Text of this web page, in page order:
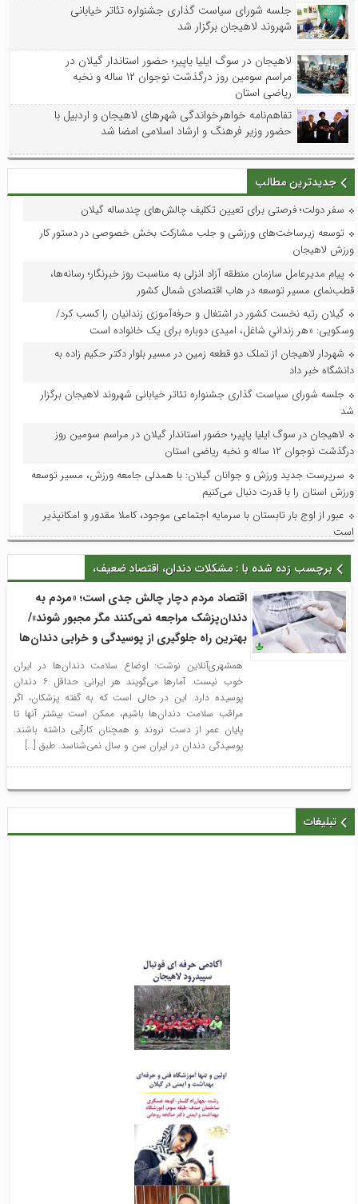
جلسه شورای سیاست گذاری جشنواره تئاتر خیابانی
شهروند لاهیجان برگزار شد
لاهیجان در سوگ ایلیا یاپیر؛ حضور استاندار گیلان در
مراسم سومین روز درگذشت نوجوان ۱۲ ساله و نخبه
ریاضی استان
تفاهم‌نامه خواهرخواندگی شهرهای لاهیجان و اردبیل با
حضور وزیر فرهنگ و ارشاد اسلامی امضا شد
جدیدترین مطالب
سفر دولت؛ فرصتی برای تعیین تکلیف چالش‌های چندساله گیلان
توسعه زیرساخت‌های ورزشی و جلب مشارکت بخش خصوصی در دستور کار
ورزش لاهیجان
پیام مدیرعامل سازمان منطقه آزاد انزلی به مناسبت روز خبرنگار؛ رسانه‌ها،
قطب‌نمای مسیر توسعه در هاب اقتصادی شمال کشور
گیلان رتبه نخست کشور در اشتغال و حرفه‌آموزی زندانیان را کسب کرد/
وسکویی: «هر زندانیِ شاغل، امیدی دوباره برای یک خانواده است
شهردار لاهیجان از تملک دو قطعه زمین در مسیر بلوار دکتر حکیم زاده به
دانشگاه خبر داد
جلسه شورای سیاست گذاری جشنواره تئاتر خیابانی شهروند لاهیجان برگزار
شد
لاهیجان در سوگ ایلیا یاپیر؛ حضور استاندار گیلان در مراسم سومین روز
درگذشت نوجوان ۱۲ ساله و نخبه ریاضی استان
سرپرست جدید ورزش و جوانان گیلان: با همدلی جامعه ورزش، مسیر توسعه
ورزش استان را با قدرت دنبال می‌کنیم
عبور از اوج بار تابستان با سرمایه اجتماعی موجود، کاملا مقدور و امکانپذیر
است
فرماندار لاهیجان در آیین نخستین برداشت مکانیزه برنج شهرستان: توسعه
مکانیزاسیون، ضامن پایداری تولید برنج و حمایت از کشاورزان است
تأکید طاعتی مقدم بر توسعه همکاری‌های همه جانبه میان منطقه آزاد انزلی و
روسیه؛سرکنسول جدید فدراسیون روسیه در گیلان با مدیرعامل سازمان دیدار کرد
تفاهم‌نامه خواهرخواندگی شهرهای لاهیجان و اردبیل با حضور وزیر فرهنگ و
ارشاد اسلامی امضا شد
فراخوان پانزدهمین جشنواره تئاتر خیابانی شهروند لاهیجان اعلام شد
بررسی روند صدور مجوز تبدیل به احسن موقوفه محمدتقی کریم با حضور
مسئولان و نمایندگان روستاهای ساحلی
برچسب زده شده با : مشکلات دندان، اقتصاد ضعیف،
اقتصاد مردم دچار چالش‌ جدی است؛ «مردم به
دندان‌پزشک مراجعه نمی‌کنند مگر مجبور شوند»/
بهترین راه جلوگیری از پوسیدگی و خرابی دندان‌ها
همشهری‌آنلاین نوشت: اوضاع سلامت دندان‌ها در ایران
خوب نیست. آمارها می‌گویند هر ایرانی حداقل ۶ دندان
پوسیده دارد. این در حالی است که به گفته پزشکان، اگر
مراقب سلامت دندان‌ها باشیم، ممکن است بیشتر آنها تا
پایان عمر از دست نروند و همچنان کارآیی داشته باشند.
پوسیدگی دندان در ایران سن و سال نمی‌شناسد. طبق […]
تبلیغات